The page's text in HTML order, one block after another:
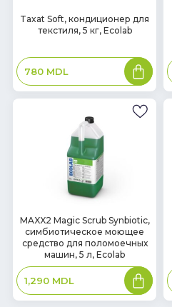
наличии
Taxat Soft, кондиционер для
текстиля, 5 кг, Ecolab
780 MDL
В
корзину
В
наличии
MAXX2 Magic Scrub Synbiotic,
симбиотическое моющее
средство для поломоечных
машин, 5 л, Ecolab
1,290 MDL
В
корзину